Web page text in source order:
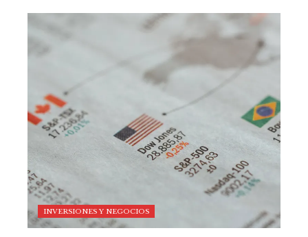
INVERSIONES Y NEGOCIOS